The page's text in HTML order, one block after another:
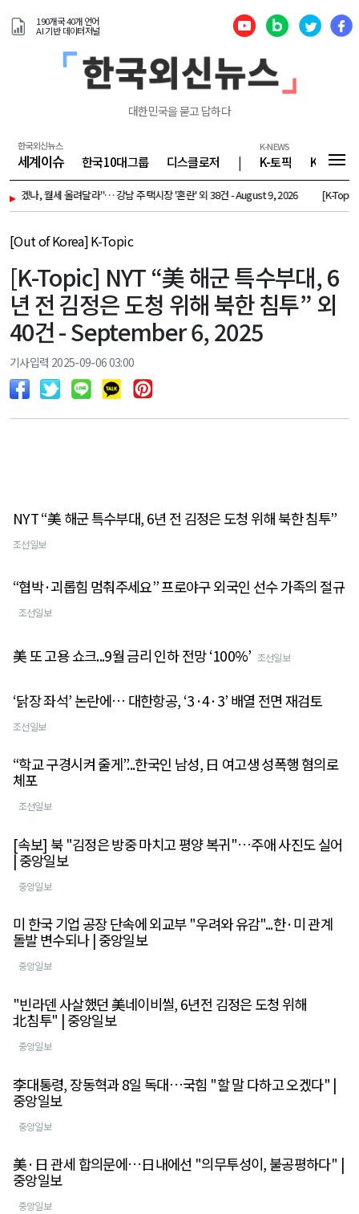
190개국 40개 언어
AI 기반 데이터저널
대한민국을 묻고 답하다
한국외신뉴스
세계이슈 한국10대그룹 디스클로저 |
K-NEWS
K-토픽 K-기업
▸
월세 올려달라"… 강남 주택시장 '혼란' 외 38건 - August 9, 2026 [K-Topic] [서울
[Out of Korea] K-Topic
[K-Topic] NYT “美 해군 특수부대, 6
년 전 김정은 도청 위해 북한 침투” 외
40건 - September 6, 2025
기사입력 2025-09-06 03:00
NYT “美 해군 특수부대, 6년 전 김정은 도청 위해 북한 침투”
조선일보
“협박·괴롭힘 멈춰주세요” 프로야구 외국인 선수 가족의 절규
조선일보
美 또 고용 쇼크...9월 금리 인하 전망 ‘100%’ 조선일보
‘닭장 좌석’ 논란에… 대한항공, ‘3·4·3’ 배열 전면 재검토
조선일보
“학교 구경시켜 줄게”...한국인 남성, 日 여고생 성폭행 혐의로
체포
조선일보
[속보] 북 "김정은 방중 마치고 평양 복귀"…주애 사진도 실어
| 중앙일보
중앙일보
미 한국 기업 공장 단속에 외교부 "우려와 유감"...한·미 관계
돌발 변수되나 | 중앙일보
중앙일보
"빈라덴 사살했던 美네이비씰, 6년전 김정은 도청 위해
北침투" | 중앙일보
중앙일보
李대통령, 장동혁과 8일 독대…국힘 "할 말 다하고 오겠다" |
중앙일보
중앙일보
美·日 관세 합의문에…日내에선 "의무투성이, 불공평하다" |
중앙일보
중앙일보